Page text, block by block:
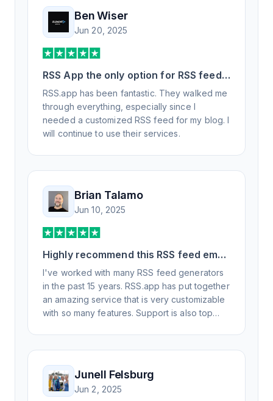
Ben Wiser
Jun 20, 2025
RSS App the only option for RSS feed
generation
RSS.app has been fantastic. They walked me
through everything, especially since I
needed a customized RSS feed for my blog. I
will continue to use their services.
Brian Talamo
Jun 10, 2025
Highly recommend this RSS feed email
/ widget generator service.
I've worked with many RSS feed generators
in the past 15 years. RSS.app has put together
an amazing service that is very customizable
with so many features. Support is also top
professionally. Highly recommend for all your
RSS feed needs. Our trucking news hub
website couldn't work without it. Thank you.
Junell Felsburg
Jun 2, 2025